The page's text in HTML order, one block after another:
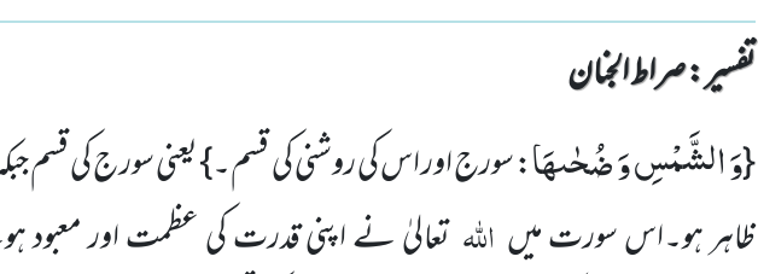
تفسیر : ‎صراط الجنان
{وَ الشَّمْسِ وَ ضُحٰىهَا: سورج اور اس کی روشنی کی قسم۔} یعنی سور ج کی قسم
ظاہر ہو۔اس سورت میں اللّٰہ تعالیٰ نے اپنی قدرت کی عظمت اور معبود